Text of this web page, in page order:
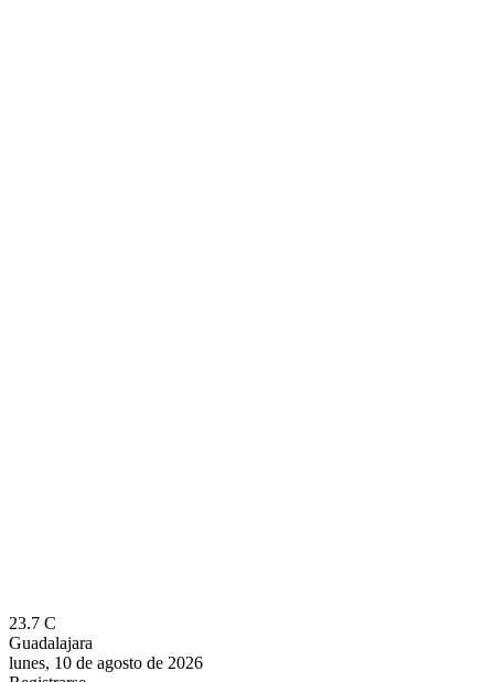
23.7 C
Guadalajara
lunes, 10 de agosto de 2026